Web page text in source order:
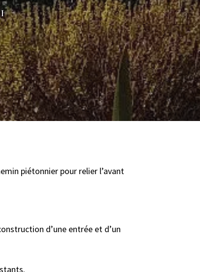
piétonnier pour relier l’avant
d’une entrée et d’un